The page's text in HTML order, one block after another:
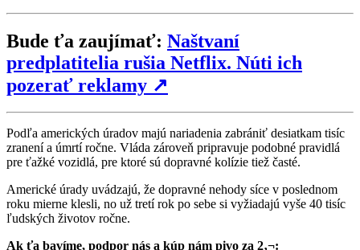
Bude ťa zaujímať: Naštvaní
predplatitelia rušia Netflix. Núti ich
pozerať reklamy ↗
Podľa amerických úradov majú nariadenia zabrániť desiatkam tisíc
zranení a úmrtí ročne. Vláda zároveň pripravuje podobné pravidlá
pre ťažké vozidlá, pre ktoré sú dopravné kolízie tiež časté.
Americké úrady uvádzajú, že dopravné nehody síce v poslednom
roku mierne klesli, no už tretí rok po sebe si vyžiadajú vyše 40 tisíc
ľudských životov ročne.
Ak ťa bavíme, podpor nás a kúp nám pivo za 2‚¬: